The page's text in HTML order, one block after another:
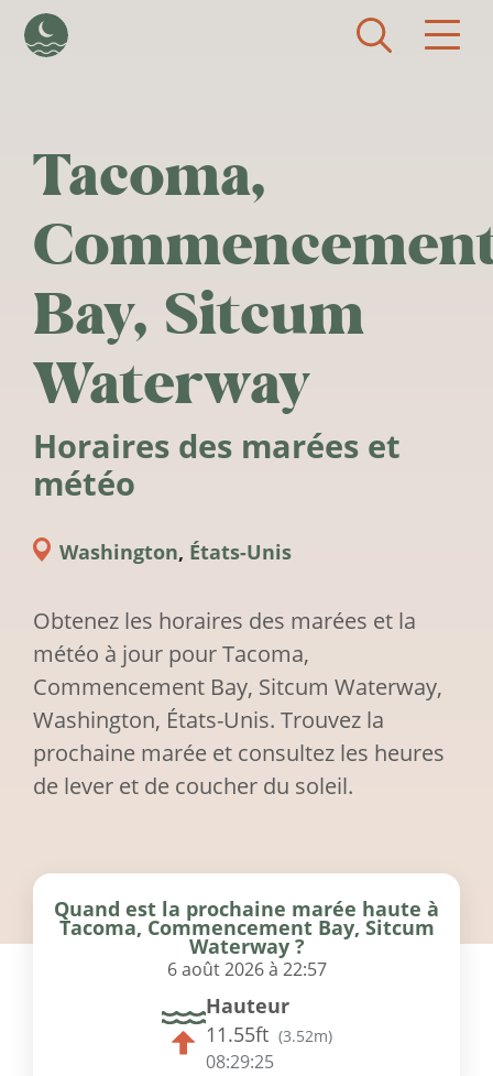
Tacoma,
Bay, Sitcum
Waterway
Horaires des marées et
météo
Washington, États-Unis
Obtenez les horaires des marées et la
météo à jour pour Tacoma,
Commencement Bay, Sitcum Waterway,
Washington, États-Unis. Trouvez la
prochaine marée et consultez les heures
de lever et de coucher du soleil.
Quand est la prochaine marée haute à
Tacoma, Commencement Bay, Sitcum
Waterway ?
6 août 2026 à 22:57
Hauteur
11.55ft (3.52m)
08:29:25